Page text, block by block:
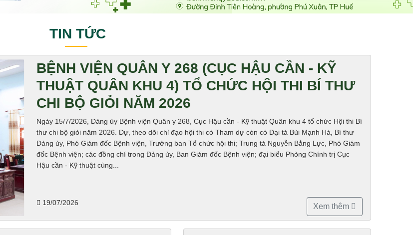
TIN TỨC
BỆNH VIỆN QUÂN Y 268 (CỤC HẬU CẦN - KỸ
THUẬT QUÂN KHU 4) TỔ CHỨC HỘI THI BÍ THƯ
CHI BỘ GIỎI NĂM 2026
Ngày 15/7/2026, Đảng ủy Bệnh viện Quân y 268, Cục Hậu cần - Kỹ thuật Quân khu 4 tổ chức Hội thi Bí
thư chi bộ giỏi năm 2026. Dự, theo dõi chỉ đạo hội thi có Tham dự còn có Đại tá Bùi Mạnh Hà, Bí thư
Đảng ủy, Phó Giám đốc Bệnh viện, Trưởng ban Tổ chức hội thi; Trung tá Nguyễn Bằng Lực, Phó Giám
đốc Bệnh viện; các đồng chí trong Đảng ủy, Ban Giám đốc Bệnh viện; đại biểu Phòng Chính trị Cục
Hậu cần - Kỹ thuật cùng...
19/07/2026 Xem thêm